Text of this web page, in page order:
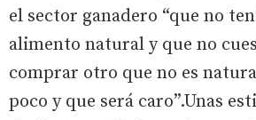
el sector ganadero “que no
alimento natural y que no
comprar otro que no es
poco y que será caro”.Unas